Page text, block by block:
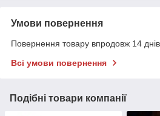
Умови повернення
Повернення товару впродовж 14
Всі умови повернення
Подібні товари компанії